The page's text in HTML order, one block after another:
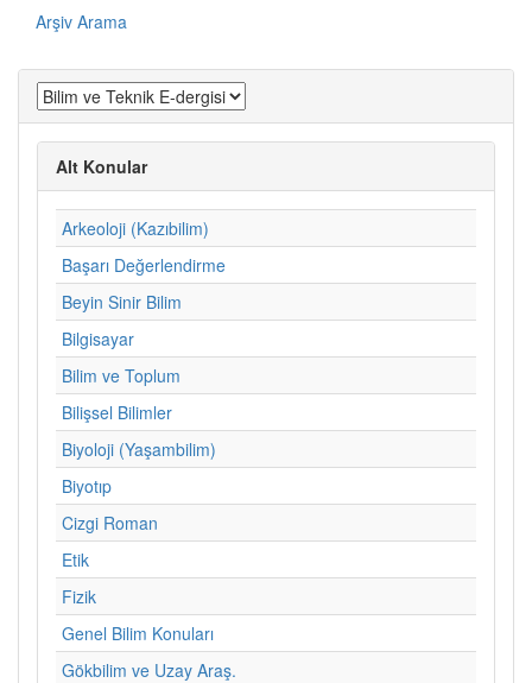
Arşiv Arama
Alt Konular
Arkeoloji (Kazıbilim)
Başarı Değerlendirme
Beyin Sinir Bilim
Bilgisayar
Bilim ve Toplum
Bilişsel Bilimler
Biyoloji (Yaşambilim)
Biyotıp
Cizgi Roman
Etik
Fizik
Genel Bilim Konuları
Gökbilim ve Uzay Araş.